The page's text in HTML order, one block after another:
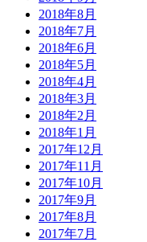
2018年8月
2018年7月
2018年6月
2018年5月
2018年4月
2018年3月
2018年2月
2018年1月
2017年12月
2017年11月
2017年10月
2017年9月
2017年8月
2017年7月